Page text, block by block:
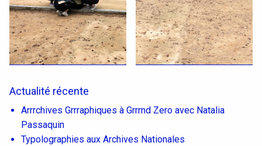
Actualité récente
Arrrchives Grrraphiques à Grrrnd Zero avec Natalia
Passaquin
Typolographies aux Archives Nationales